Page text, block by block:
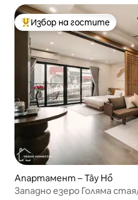
Най-популярен избор на
Избор на гостите
Апартамент – Tây Hồ
Западно езеро Голяма